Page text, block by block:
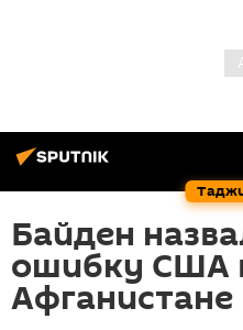
Байден
ошибку США
Афганистане